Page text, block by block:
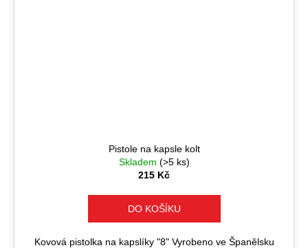
Pistole na kapsle kolt
Skladem (>5 ks)
215 Kč
DO KOŠÍKU
Kovová pistolka na kapslíky "8" Vyrobeno ve Španělsku